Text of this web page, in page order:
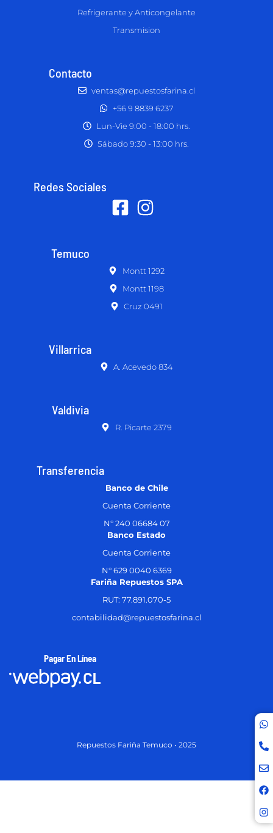
Refrigerante y Anticongelante
Transmision
Contacto
ventas@repuestosfarina.cl
+56 9 8839 6237
Lun-Vie 9:00 - 18:00 hrs.
Sábado 9:30 - 13:00 hrs.
Redes Sociales
Temuco
Montt 1292
Montt 1198
Cruz 0491
Villarrica
A. Acevedo 834
Valdivia
R. Picarte 2379
Transferencia
Banco de Chile
Cuenta Corriente
N° 240 06684 07
Banco Estado
Cuenta Corriente
N° 629 0040 6369
Fariña Repuestos SPA
RUT: 77.891.070-5
contabilidad@repuestosfarina.cl
Pagar En Línea
Repuestos Fariña Temuco • 2025